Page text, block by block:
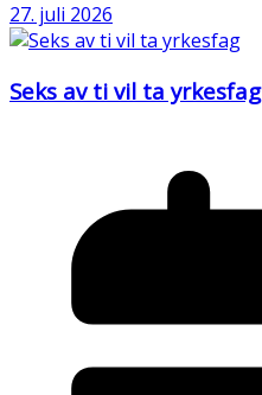
27. juli 2026
Seks av ti vil ta yrkesfag